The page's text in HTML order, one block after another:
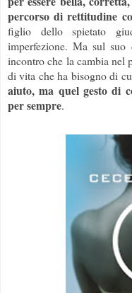
percorso di rettitudine
figlio dello spietato
imperfezione. Ma sul suo
incontro che la cambia nel
di vita che ha bisogno di
aiuto, ma quel gesto di
per sempre.